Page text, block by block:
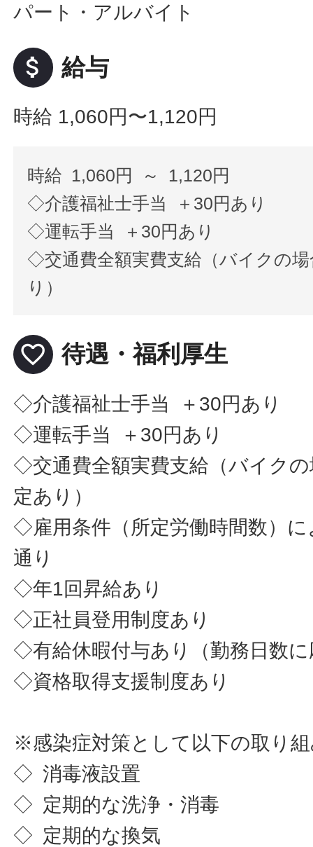
パート・アルバイト
attach_money 給与
時給 1,060円〜1,120円
時給 1,060円 ～ 1,120円
◇介護福祉士手当 ＋30円あり
◇運転手当 ＋30円あり
◇交通費全額実費支給（バイクの
り）
favorite_border 待遇・福利厚生
◇介護福祉士手当 ＋30円あり
◇運転手当 ＋30円あり
◇交通費全額実費支給（バイク
定あり）
◇雇用条件（所定労働時間数）
通り
◇年1回昇給あり
◇正社員登用制度あり
◇有給休暇付与あり（勤務日数
◇資格取得支援制度あり
※感染症対策として以下の取り
◇ 消毒液設置
◇ 定期的な洗浄・消毒
◇ 定期的な換気